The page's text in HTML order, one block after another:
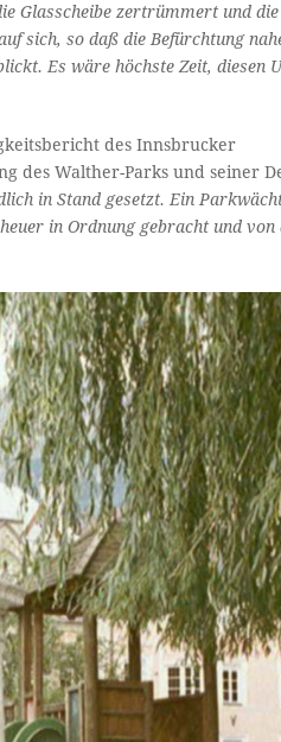
Glasscheibe zertrümmert und
sich, so daß die Befürchtung
Es wäre höchste Zeit, diesen
des Innsbrucker
des Walther-Parks und seiner
in Stand gesetzt. Ein
in Ordnung gebracht und